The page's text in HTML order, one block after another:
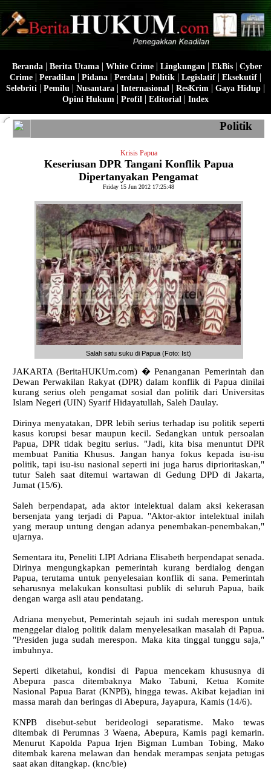
Beranda| Berita Utama| White Crime| Lingkungan | EkBis| Cyber
Crime | Peradilan | Pidana | Perdata | Politik | Legislatif | Eksekutif |
Selebriti | Pemilu | Nusantara | Internasional | ResKrim | Gaya Hidup |
Opini Hukum | Profil | Editorial | Index
Politik
Krisis Papua
Keseriusan DPR Tangani Konflik Papua
Dipertanyakan Pengamat
Friday 15 Jun 2012 17:25:48
Salah satu suku di Papua (Foto: Ist)
JAKARTA (BeritaHUKUm.com) � Penanganan Pemerintah dan
Dewan Perwakilan Rakyat (DPR) dalam konflik di Papua dinilai
kurang serius oleh pengamat sosial dan politik dari Universitas
Islam Negeri (UIN) Syarif Hidayatullah, Saleh Daulay.
Dirinya menyatakan, DPR lebih serius terhadap isu politik seperti
kasus korupsi besar maupun kecil. Sedangkan untuk persoalan
Papua, DPR tidak begitu serius. "Jadi, kita bisa menuntut DPR
membuat Panitia Khusus. Jangan hanya fokus kepada isu-isu
politik, tapi isu-isu nasional seperti ini juga harus diprioritaskan,"
tutur Saleh saat ditemui wartawan di Gedung DPD di Jakarta,
Jumat (15/6).
Saleh berpendapat, ada aktor intelektual dalam aksi kekerasan
bersenjata yang terjadi di Papua. "Aktor-aktor intelektual inilah
yang meraup untung dengan adanya penembakan-penembakan,"
ujarnya.
Sementara itu, Peneliti LIPI Adriana Elisabeth berpendapat senada.
Dirinya mengungkapkan pemerintah kurang berdialog dengan
Papua, terutama untuk penyelesaian konflik di sana. Pemerintah
seharusnya melakukan konsultasi publik di seluruh Papua, baik
dengan warga asli atau pendatang.
Adriana menyebut, Pemerintah sejauh ini sudah merespon untuk
menggelar dialog politik dalam menyelesaikan masalah di Papua.
"Presiden juga sudah merespon. Maka kita tinggal tunggu saja,"
imbuhnya.
Seperti diketahui, kondisi di Papua mencekam khususnya di
Abepura pasca ditembaknya Mako Tabuni, Ketua Komite
Nasional Papua Barat (KNPB), hingga tewas. Akibat kejadian ini
massa marah dan beringas di Abepura, Jayapura, Kamis (14/6).
KNPB disebut-sebut berideologi separatisme. Mako tewas
ditembak di Perumnas 3 Waena, Abepura, Kamis pagi kemarin.
Menurut Kapolda Papua Irjen Bigman Lumban Tobing, Mako
ditembak karena melawan dan hendak merampas senjata petugas
saat akan ditangkap. (knc/bie)